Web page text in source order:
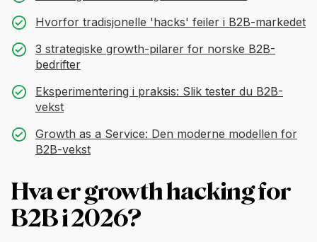
Hvorfor tradisjonelle 'hacks' feiler i B2B-markedet
3 strategiske growth-pilarer for norske B2B-
bedrifter
Eksperimentering i praksis: Slik tester du B2B-
vekst
Growth as a Service: Den moderne modellen for
B2B-vekst
Hva er growth hacking for
B2B i 2026?